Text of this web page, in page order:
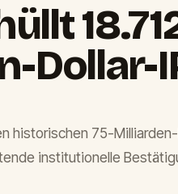
Dollar-
historischen 75-
institutionelle